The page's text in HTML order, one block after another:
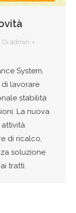
Di admin
System,
lavorare
stabilità
La nuova
di ricalco,
soluzione
tratti.